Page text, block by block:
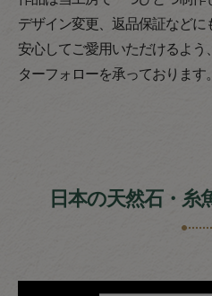
デザイン変更、返品保証などに
安心してご愛用いただけるよ
ターフォローを承っております。
日本の天然石・糸